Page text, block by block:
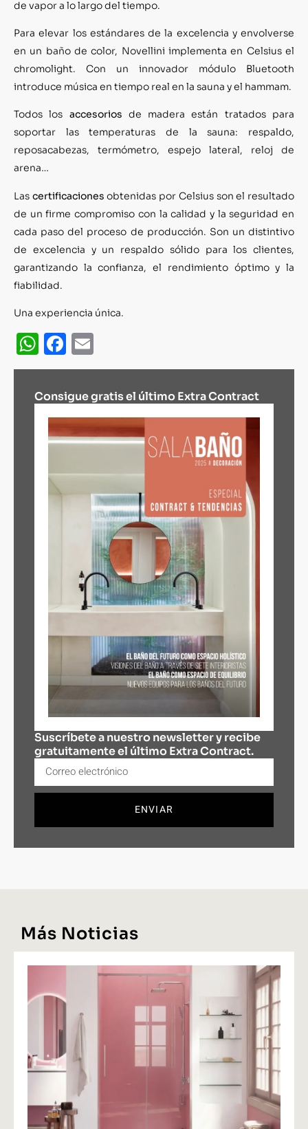
de vapor a lo largo del tiempo.
Para elevar los estándares de la excelencia y envolverse
en un baño de color, Novellini implementa en Celsius el
chromolight. Con un innovador módulo Bluetooth
introduce música en tiempo real en la sauna y el hammam.
Todos los accesorios de madera están tratados para
soportar las temperaturas de la sauna: respaldo,
reposacabezas, termómetro, espejo lateral, reloj de
arena…
Las certificaciones obtenidas por Celsius son el resultado
de un firme compromiso con la calidad y la seguridad en
cada paso del proceso de producción. Son un distintivo
de excelencia y un respaldo sólido para los clientes,
garantizando la confianza, el rendimiento óptimo y la
fiabilidad.
Una experiencia única.
WhatsApp
Facebook
Consigue gratis el último Extra Contract
Suscríbete a nuestro newsletter y recibe
gratuitamente el último Extra Contract.
ENVIAR
Más Noticias